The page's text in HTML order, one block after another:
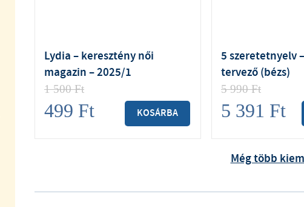
Lydia – keresztény női
magazin – 2025/1
1 500Ft
499 Ft KOSÁRBA
5 szeretetnyelv
tervező (bézs)
5 990Ft
5 391 Ft
Még több